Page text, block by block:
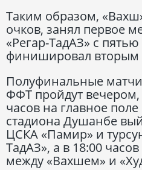
Таким образом,
очков, занял первое
«Регар-ТадАЗ» с
финишировал вторым
Полуфинальные
ФФТ пройдут вечером,
часов на главное
стадиона Душанбе
ЦСКА «Памир» и
ТадАЗ», а в 18:00
между «Вахшем» и